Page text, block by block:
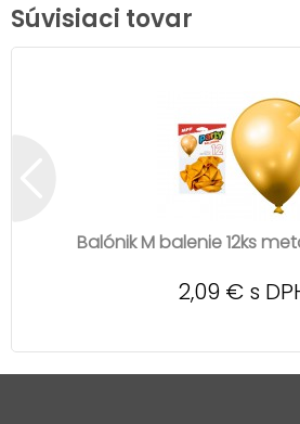
Súvisiaci tovar
Balónik M balenie 12ks
2,09 € s